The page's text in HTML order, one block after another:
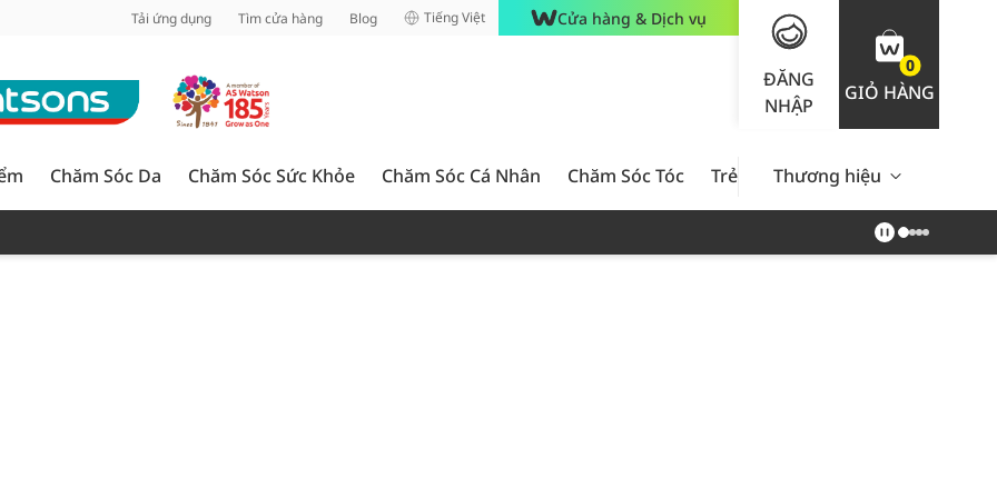
Tải ứng dụng Tìm cửa hàng Blog Tiếng Việt Cửa hàng & Dịch vụ
ĐĂNG
NHẬP
0
GIỎ HÀNG
Chăm Sóc Da Chăm Sóc Sức Khỏe Chăm Sóc Cá Nhân Chăm Sóc Tóc Trẻ Em Nam Giới Chăm Sóc
Thương hiệu